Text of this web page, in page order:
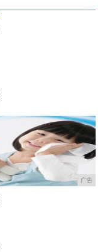
广告